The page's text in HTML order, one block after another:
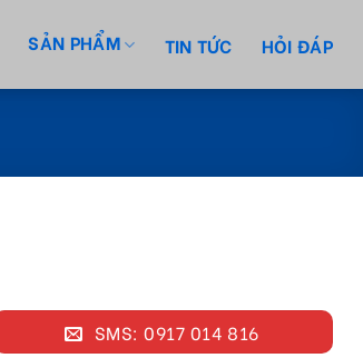
SẢN PHẨM TIN TỨC HỎI ĐÁP
SMS: 0917 014 816